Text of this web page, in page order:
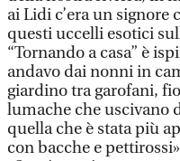
ai Lidi c’era un signore
questi uccelli esotici
“Tornando a casa” è
andavo dai nonni in
giardino tra garofani,
lumache che uscivano
quella che è stata più
con bacche e